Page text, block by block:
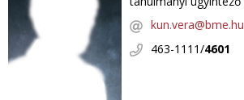
kun.vera@bme.hu
463-1111/4601